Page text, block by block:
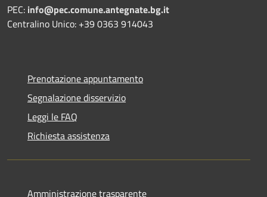
PEC: info@pec.comune.antegnate.bg.it
Centralino Unico: +39 0363 914043
Prenotazione appuntamento
Segnalazione disservizio
Leggi le FAQ
Richiesta assistenza
Amministrazione trasparente